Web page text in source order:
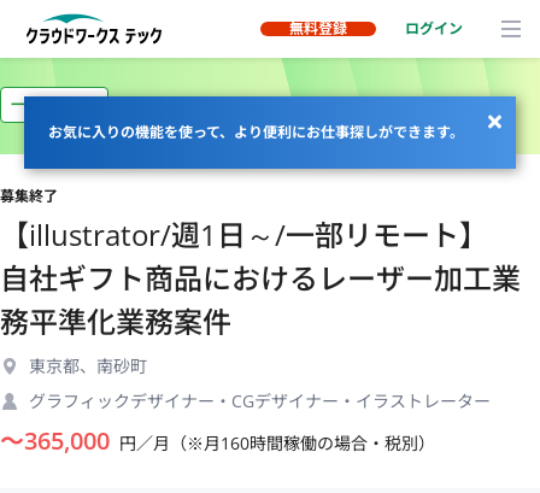
無料登録 ログイン
お気に入りの機能を使って、より便利にお仕事探しができます。
一部リモート
募集終了
【illustrator/週1日～/一部リモート】
自社ギフト商品におけるレーザー加工業
務平準化業務案件
東京都、南砂町
グラフィックデザイナー・CGデザイナー・イラストレーター
〜365,000 円／月（※月160時間稼働の場合・税別）